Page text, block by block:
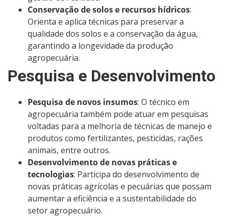
Conservação de solos e recursos hídricos:
Orienta e aplica técnicas para preservar a
qualidade dos solos e a conservação da água,
garantindo a longevidade da produção
agropecuária.
Pesquisa e Desenvolvimento
Pesquisa de novos insumos: O técnico em
agropecuária também pode atuar em pesquisas
voltadas para a melhoria de técnicas de manejo e
produtos como fertilizantes, pesticidas, rações
animais, entre outros.
Desenvolvimento de novas práticas e
tecnologias: Participa do desenvolvimento de
novas práticas agrícolas e pecuárias que possam
aumentar a eficiência e a sustentabilidade do
setor agropecuário.